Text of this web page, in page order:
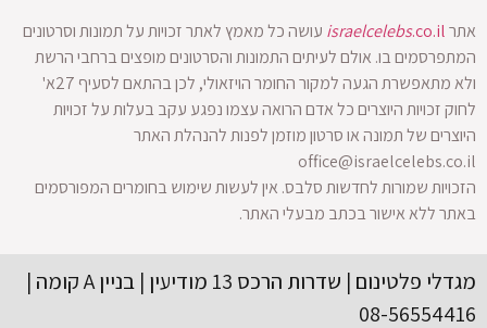
אתר israelcelebs.co.il
עושה כל מאמץ לאתר זכויות על תמונות וסרטונים
המתפרסמים בו. אולם לעיתים התמונות והסרטונים מופצים ברחבי הרשת
ולא מתאפשרת הגעה למקור החומר הויזאולי, לכן בהתאם לסעיף 27א'
לחוק זכויות היוצרים כל אדם הרואה עצמו נפגע עקב בעלות על זכויות
היוצרים של תמונה או סרטון מוזמן לפנות להנהלת האתר
office@israelcelebs.co.il
הזכויות שמורות לחדשות סלבס. אין לעשות שימוש בחומרים המפורסמים
באתר ללא אישור בכתב מבעלי האתר.
מגדלי פלטינום | שדרות הרכס 13 מודיעין | בניין A קומה |
08-56554416